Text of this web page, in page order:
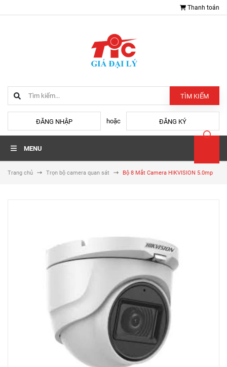
Thanh toán
TÌM KIẾM
ĐĂNG NHẬP hoặc ĐĂNG KÝ
MENU
Trang chủ Trọn bộ camera quan sát Bộ 8 Mắt Camera HIKVISION 5.0mp